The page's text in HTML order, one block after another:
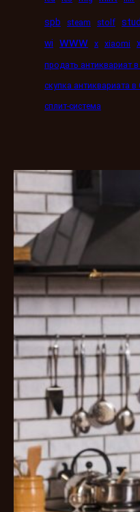
spb steam stolf
wi www x xiaomi
продать антиквариат
скупка антиквариата в
сплит-система